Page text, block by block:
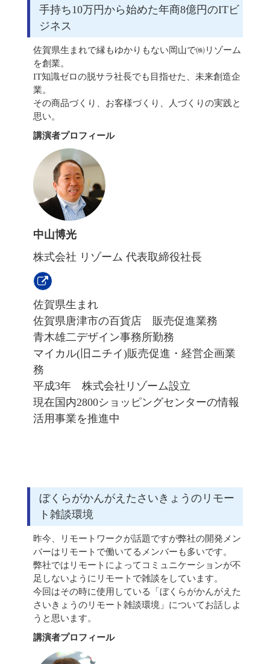
手持ち10万円から始めた年商8億円のITビ
ジネス
佐賀県生まれで縁もゆかりもない岡山で㈱リゾーム
を創業。
IT知識ゼロの脱サラ社長でも目指せた、未来創造企
業。
その商品づくり、お客様づくり、人づくりの実践と
思い。
講演者プロフィール
中山博光
株式会社 リゾーム 代表取締役社長
佐賀県生まれ
佐賀県唐津市の百貨店 販売促進業務
青木雄二デザイン事務所勤務
マイカル(旧ニチイ)販売促進・経営企画業
務
平成3年 株式会社リゾーム設立
現在国内2800ショッピングセンターの情報
活用事業を推進中
ぼくらがかんがえたさいきょうのリモー
ト雑談環境
昨今、リモートワークが話題ですが弊社の開発メン
バーはリモートで働いてるメンバーも多いです。
弊社ではリモートによってコミュニケーションが不
足しないようにリモートで雑談をしています。
今回はその時に使用している「ぼくらがかんがえた
さいきょうのリモート雑談環境」についてお話しよ
うと思います。
講演者プロフィール